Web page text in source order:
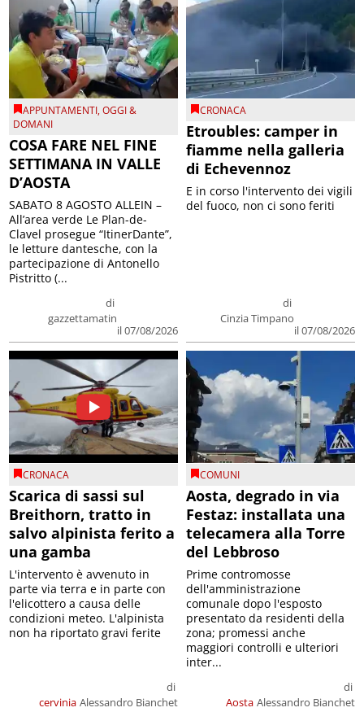
APPUNTAMENTI,OGGI &
DOMANI
COSA FARE NEL FINE
SETTIMANA IN VALLE
D’AOSTA
di
gazzettamatin
il 07/08/2026
SABATO 8 AGOSTO ALLEIN –
All’area verde Le Plan-de-
Clavel prosegue “ItinerDante”,
le letture dantesche, con la
partecipazione di Antonello
Pistritto (...
CRONACA
Etroubles: camper in
fiamme nella galleria
di Echevennoz
di
Cinzia Timpano
il 07/08/2026
E in corso l'intervento dei vigili
del fuoco, non ci sono feriti
CRONACA
Scarica di sassi sul
Breithorn, tratto in
salvo alpinista ferito a
una gamba
cervinia
di
Alessandro Bianchet
L'intervento è avvenuto in
parte via terra e in parte con
l'elicottero a causa delle
condizioni meteo. L'alpinista
non ha riportato gravi ferite
COMUNI
Aosta, degrado in via
Festaz: installata una
telecamera alla Torre
del Lebbroso
Aosta
di
Alessandro Bianchet
Prime contromosse
dell'amministrazione
comunale dopo l'esposto
presentato da residenti della
zona; promessi anche
maggiori controlli e ulteriori
inter...